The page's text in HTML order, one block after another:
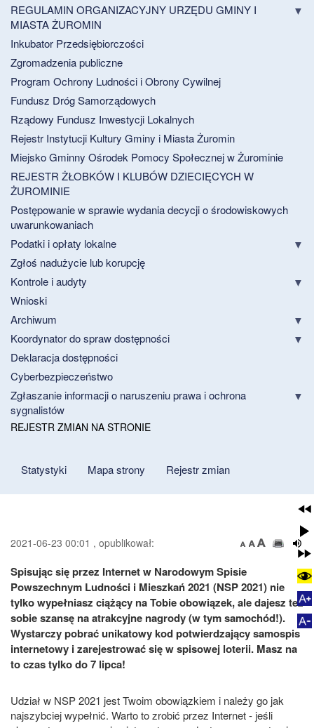
REGULAMIN ORGANIZACYJNY URZĘDU GMINY I
MIASTA ŻUROMIN
Inkubator Przedsiębiorczości
Zgromadzenia publiczne
Program Ochrony Ludności i Obrony Cywilnej
Fundusz Dróg Samorządowych
Rządowy Fundusz Inwestycji Lokalnych
Rejestr Instytucji Kultury Gminy i Miasta Żuromin
Miejsko Gminny Ośrodek Pomocy Społecznej w Żurominie
REJESTR ŻŁOBKÓW I KLUBÓW DZIECIĘCYCH W
ŻUROMINIE
Postępowanie w sprawie wydania decycji o środowiskowych
uwarunkowaniach
Podatki i opłaty lokalne
Zgłoś nadużycie lub korupcję
Kontrole i audyty
Wnioski
Archiwum
Koordynator do spraw dostępności
Deklaracja dostępności
Cyberbezpieczeństwo
Zgłaszanie informacji o naruszeniu prawa i ochrona
sygnalistów
REJESTR ZMIAN NA STRONIE
Statystyki Mapa strony Rejestr zmian
2021-06-23 00:01 , opublikował:
Spisując się przez Internet w Narodowym Spisie
Powszechnym Ludności i Mieszkań 2021 (NSP 2021) nie
tylko wypełniasz ciążący na Tobie obowiązek, ale dajesz też
sobie szansę na atrakcyjne nagrody (w tym samochód!).
Wystarczy pobrać unikatowy kod potwierdzający samospis
internetowy i zarejestrować się w spisowej loterii. Masz na
to czas tylko do 7 lipca!
Udział w NSP 2021 jest Twoim obowiązkiem i należy go jak
najszybciej wypełnić. Warto to zrobić przez Internet - jeśli